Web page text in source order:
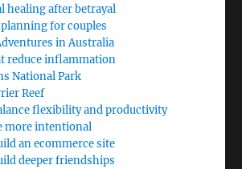
healing after betrayal
for couples
in Australia
reduce inflammation
National Park
Reef
flexibility and productivity
more intentional
an ecommerce site
deeper friendships